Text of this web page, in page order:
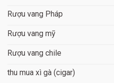
Rượu vang Pháp
Rượu vang mỹ
Rượu vang chile
thu mua xì gà (cigar)